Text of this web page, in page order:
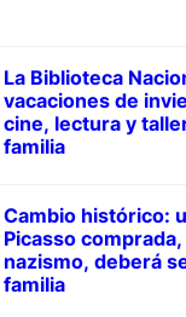
La Biblioteca
vacaciones de
cine, lectura y
familia
Cambio histórico:
Picasso
nazismo, deberá
familia